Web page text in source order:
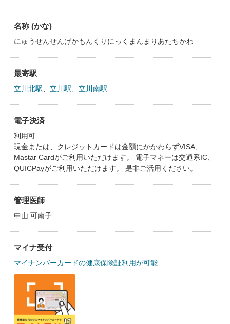
名称 (かな)
にゅうせんせんげかもんくりにっくまんまりあたちかわ
最寄駅
立川北駅 立川駅 立川南駅
電子決済
利用可
現金または、クレジットカードは金額にかかわらずVISA、
Mastar Cardがご利用いただけます。 電子マネーは交通系IC、
QUICPayがご利用いただけます。 是非ご活用ください。
管理医師
中山 可南子
マイナ受付
マイナンバーカードの健康保険証利用が可能